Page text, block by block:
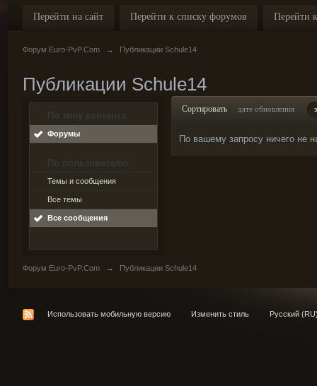
Перейти на сайт Перейти к списку форумов Перейти
Форум Euro-PvP.Com → Публикации Schule14
Публикации Schule14
По типу контента
Форумы
По пользователю
Темы и сообщения
Все темы
Все сообщения
Сортировать дате обновления
По вашему запросу ничего не
Форум Euro-PvP.Com → Публикации Schule14
Использовать мобильную версию Изменить стиль Русский